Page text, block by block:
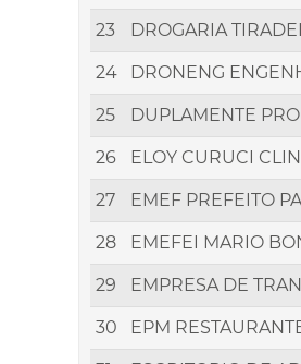
23 DROGARIA
24 DRONENG
25 DUPLAMENTE
26 ELOY CURUCI
27 EMEF PREFEITO
28 EMEFEI MARIO
29 EMPRESA DE
30 EPM